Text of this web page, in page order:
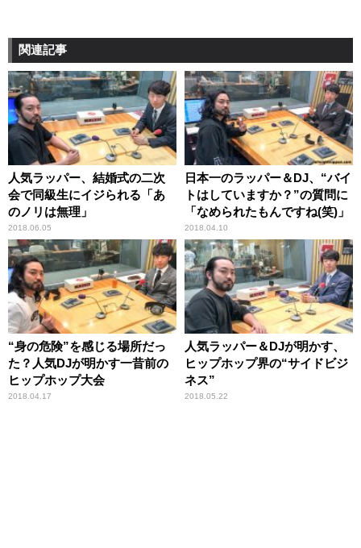
関連記事
人気ラッパー、結婚式の二次
会で同級生にイジられる「あ
のノリは無理」
2018.06.05
日本一のラッパー＆DJ、“バイ
トはしていますか？”の質問に
「なめられたもんですね(笑)」
2018.04.10
“身の危険”を感じる場所だっ
た？人気DJが明かす一昔前の
ヒップホップ大会
2018.04.17
人気ラッパー＆DJが明かす、
ヒップホップ界の“サイドビジ
ネス”
2018.05.22